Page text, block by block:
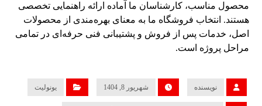
محصول مناسب، کارشناسان ما آماده ارائه راهنمایی تخصصی
هستند. انتخاب فروشگاه ما به معنای بهره‌مندی از محصولات
اصل، خدمات پس از فروش و پشتیبانی فنی حرفه‌ای در تمامی
مراحل پروژه است.
نویسنده شهریور 8, 1404 یونولیت